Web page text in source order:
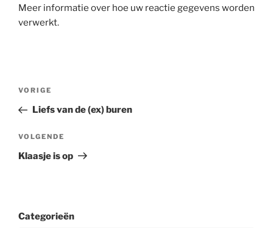
Meer informatie over hoe uw reactie gegevens worden
verwerkt.
Berichtnavigatie
Vorig
bericht
VORIGE
Liefs van de (ex) buren
Volgend
bericht
VOLGENDE
Klaasje is op
Categorieën